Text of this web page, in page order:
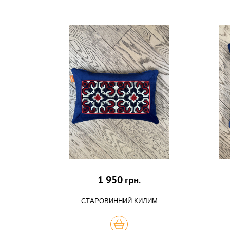
1 950 грн.
СТАРОВИННИЙ КИЛИМ
КУПИТЬ